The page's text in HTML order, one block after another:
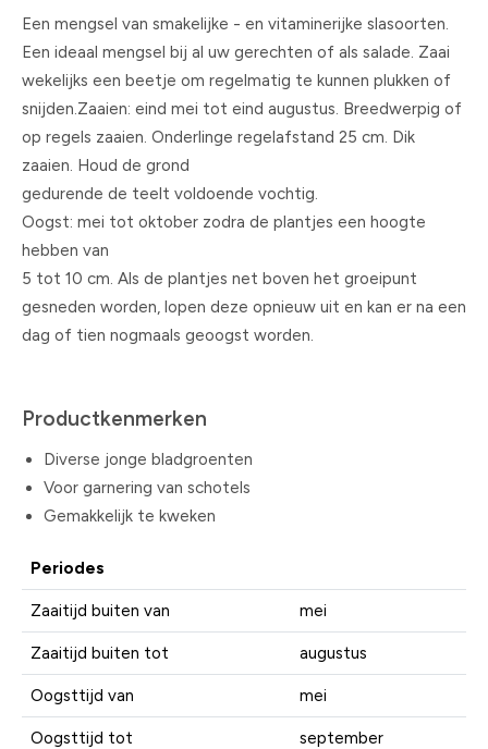
Een mengsel van smakelijke - en vitaminerijke slasoorten.
Een ideaal mengsel bij al uw gerechten of als salade. Zaai
wekelijks een beetje om regelmatig te kunnen plukken of
snijden.Zaaien: eind mei tot eind augustus. Breedwerpig of
op regels zaaien. Onderlinge regelafstand 25 cm. Dik
zaaien. Houd de grond
gedurende de teelt voldoende vochtig.
Oogst: mei tot oktober zodra de plantjes een hoogte
hebben van
5 tot 10 cm. Als de plantjes net boven het groeipunt
gesneden worden, lopen deze opnieuw uit en kan er na een
dag of tien nogmaals geoogst worden.
Productkenmerken
Diverse jonge bladgroenten
Voor garnering van schotels
Gemakkelijk te kweken
Periodes
Zaaitijd buiten van mei
Zaaitijd buiten tot augustus
Oogsttijd van mei
Oogsttijd tot september